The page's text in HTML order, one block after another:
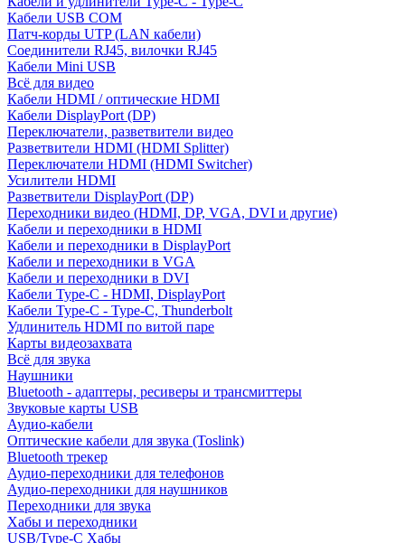
Кабели USB COM
Патч-корды UTP (LAN кабели)
Соединители RJ45, вилочки RJ45
Кабели Mini USB
Всё для видео
Кабели HDMI / оптические HDMI
Кабели DisplayPort (DP)
Переключатели, разветвители видео
Разветвители HDMI (HDMI Splitter)
Переключатели HDMI (HDMI Switcher)
Усилители HDMI
Разветвители DisplayPort (DP)
Переходники видео (HDMI, DP, VGA, DVI и другие)
Кабели и переходники в HDMI
Кабели и переходники в DisplayPort
Кабели и переходники в VGA
Кабели и переходники в DVI
Кабели Type-C - HDMI, DisplayPort
Кабели Type-C - Type-C, Thunderbolt
Удлинитель HDMI по витой паре
Карты видеозахвата
Всё для звука
Наушники
Bluetooth - адаптеры, ресиверы и трансмиттеры
Звуковые карты USB
Аудио-кабели
Оптические кабели для звука (Toslink)
Bluetooth трекер
Аудио-переходники для телефонов
Аудио-переходники для наушников
Переходники для звука
Хабы и переходники
USB/Type-C Хабы